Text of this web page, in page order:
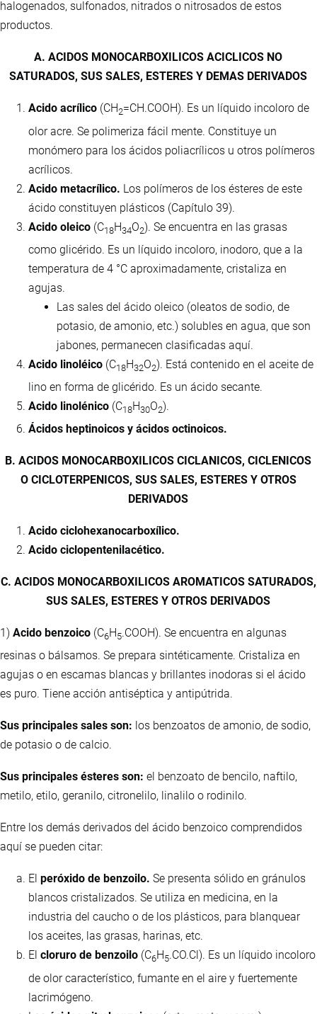
halogenados, sulfonados, nitrados o nitrosados de estos
productos.
A. ACIDOS MONOCARBOXILICOS ACICLICOS NO
SATURADOS, SUS SALES, ESTERES Y DEMAS DERIVADOS
Acido acrílico (CH2=CH.COOH). Es un líquido incoloro de
olor acre. Se polimeriza fácil mente. Constituye un
monómero para los ácidos poliacrílicos u otros polímeros
acrílicos.
Acido metacrílico. Los polímeros de los ésteres de este
ácido constituyen plásticos (Capítulo 39).
Acido oleico (C18H34O2). Se encuentra en las grasas
como glicérido. Es un líquido incoloro, inodoro, que a la
temperatura de 4 °C aproximadamente, cristaliza en
agujas.
Las sales del ácido oleico (oleatos de sodio, de
potasio, de amonio, etc.) solubles en agua, que son
jabones, permanecen clasificadas aquí.
Acido linoléico (C18H32O2). Está contenido en el aceite de
lino en forma de glicérido. Es un ácido secante.
Acido linolénico (C18H30O2).
Ácidos heptinoicos y ácidos octinoicos.
B. ACIDOS MONOCARBOXILICOS CICLANICOS, CICLENICOS
O CICLOTERPENICOS, SUS SALES, ESTERES Y OTROS
DERIVADOS
Acido ciclohexanocarboxílico.
Acido ciclopentenilacético.
C. ACIDOS MONOCARBOXILICOS AROMATICOS SATURADOS,
SUS SALES, ESTERES Y OTROS DERIVADOS
1) Acido benzoico (C6H5.COOH). Se encuentra en algunas
resinas o bálsamos. Se prepara sintéticamente. Cristaliza en
agujas o en escamas blancas y brillantes inodoras si el ácido
es puro. Tiene acción antiséptica y antipútrida.
Sus principales sales son: los benzoatos de amonio, de sodio,
de potasio o de calcio.
Sus principales ésteres son: el benzoato de bencilo, naftilo,
metilo, etilo, geranilo, citronelilo, linalilo o rodinilo.
Entre los demás derivados del ácido benzoico comprendidos
aquí se pueden citar:
El peróxido de benzoilo. Se presenta sólido en gránulos
blancos cristalizados. Se utiliza en medicina, en la
industria del caucho o de los plásticos, para blanquear
los aceites, las grasas, harinas, etc.
El cloruro de benzoilo (C6H 5.CO.Cl). Es un líquido incoloro
de olor característico, fumante en el aire y fuertemente
lacrimógeno.